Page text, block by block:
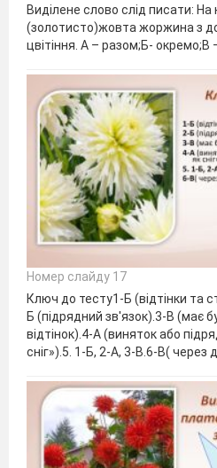
Виділене слово слід писати: На
(золотисто)жовта жоржина з
цвітіння. А – разом;Б- окремо;В
Номер слайду 17
Ключ до тесту1-Б (відтінки та
Б (підрядний зв'язок).3-В (має
відтінок).4-А (виняток або
сніг»).5. 1-Б, 2-А, 3-В.6-В( через